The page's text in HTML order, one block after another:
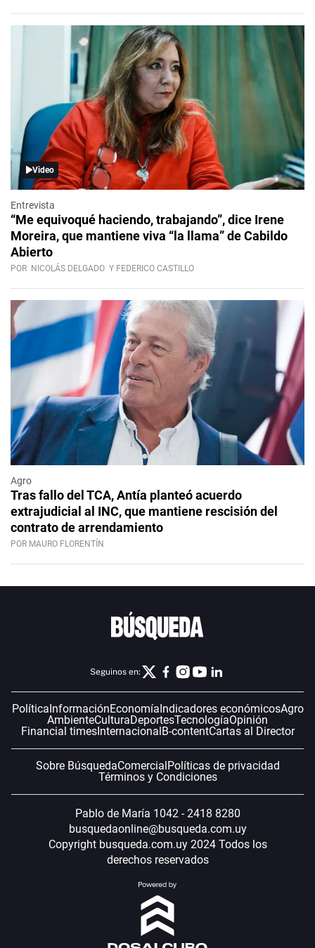
Video
Entrevista
“Me equivoqué haciendo, trabajando”, dice Irene
Moreira, que mantiene viva “la llama” de Cabildo
Abierto
POR NICOLÁS DELGADO Y FEDERICO CASTILLO
Agro
Tras fallo del TCA, Antía planteó acuerdo
extrajudicial al INC, que mantiene rescisión del
contrato de arrendamiento
POR MAURO FLORENTÍN
Seguinos en:
PolíticaInformaciónEconomíaIndicadores económicosAgro
AmbienteCulturaDeportesTecnologíaOpinión
Financial timesInternacionalB-contentCartas al Director
Sobre BúsquedaComercialPolíticas de privacidad
Términos y Condiciones
Pablo de María 1042 - 2418 8280
busquedaonline@busqueda.com.uy
Copyright busqueda.com.uy 2024 Todos los
derechos reservados